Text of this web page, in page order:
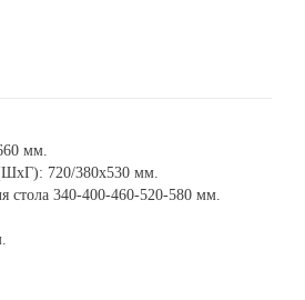
мм.
720/380х530 мм.
стола 340-400-460-520-580 мм.